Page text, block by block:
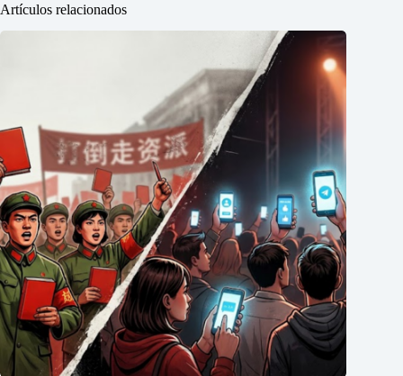
Artículos relacionados